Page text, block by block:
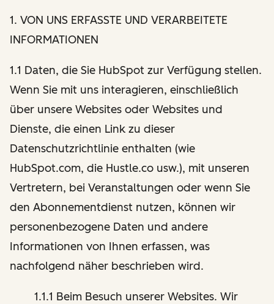
1. VON UNS ERFASSTE UND VERARBEITETE
INFORMATIONEN
1.1 Daten, die Sie HubSpot zur Verfügung stellen.
Wenn Sie mit uns interagieren, einschließlich
über unsere Websites oder Websites und
Dienste, die einen Link zu dieser
Datenschutzrichtlinie enthalten (wie
HubSpot.com, die Hustle.co usw.), mit unseren
Vertretern, bei Veranstaltungen oder wenn Sie
den Abonnementdienst nutzen, können wir
personenbezogene Daten und andere
Informationen von Ihnen erfassen, was
nachfolgend näher beschrieben wird.
1.1.1 Beim Besuch unserer Websites. Wir